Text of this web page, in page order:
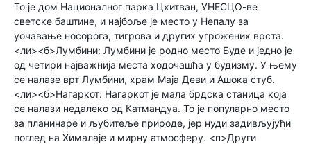
То је дом Националног парка Цхитван, УНЕСЦО-ве
светске баштине, и најбоље је место у Непалу за
уочавање носорога, тигрова и других угрожених врста.
<ли><б>Лумбини: Лумбини је родно место Буде и једно је
од четири најважнија места ходочашћа у будизму. У њему
се налазе врт Лумбини, храм Маја Деви и Ашока стуб.
<ли><б>Нагаркот: Нагаркот је мала брдска станица која
се налази недалеко од Катмандуа. То је популарно место
за планинаре и љубитеље природе, јер нуди задивљујући
поглед на Хималаје и мирну атмосферу. <п>Други